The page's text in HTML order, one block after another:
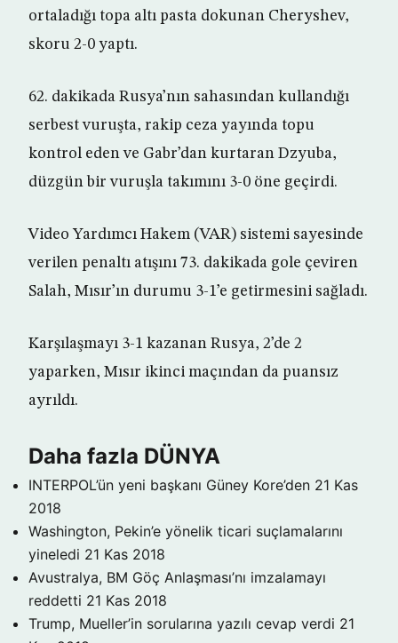
ortaladığı topa altı pasta dokunan Cheryshev,
skoru 2-0 yaptı.
62. dakikada Rusya’nın sahasından kullandığı
serbest vuruşta, rakip ceza yayında topu
kontrol eden ve Gabr’dan kurtaran Dzyuba,
düzgün bir vuruşla takımını 3-0 öne geçirdi.
Video Yardımcı Hakem (VAR) sistemi sayesinde
verilen penaltı atışını 73. dakikada gole çeviren
Salah, Mısır’ın durumu 3-1’e getirmesini sağladı.
Karşılaşmayı 3-1 kazanan Rusya, 2’de 2
yaparken, Mısır ikinci maçından da puansız
ayrıldı.
Daha fazla DÜNYA
INTERPOL’ün yeni başkanı Güney Kore’den 21 Kas
2018
Washington, Pekin’e yönelik ticari suçlamalarını
yineledi 21 Kas 2018
Avustralya, BM Göç Anlaşması’nı imzalamayı
reddetti 21 Kas 2018
Trump, Mueller’in sorularına yazılı cevap verdi 21